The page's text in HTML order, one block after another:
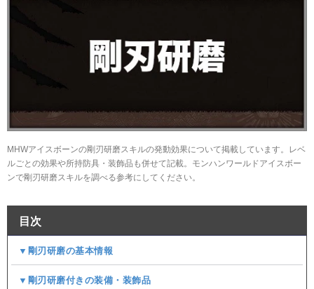
MHWアイスボーンの剛刃研磨スキルの発動効果について掲載しています。レベ
ルごとの効果や所持防具・装飾品も併せて記載。モンハンワールドアイスボー
ンで剛刃研磨スキルを調べる参考にしてください。
目次
▼剛刃研磨の基本情報
▼剛刃研磨付きの装備・装飾品